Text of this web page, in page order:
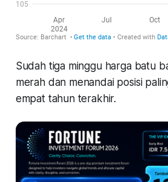
Sudah tiga minggu harga batu
merah dan menandai posisi
empat tahun terakhir.